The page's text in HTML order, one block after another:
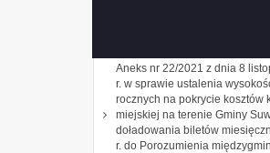
Aneks nr 22/2021 z dnia 8
r. w sprawie ustalenia
rocznych na pokrycie kosztów
miejskiej na terenie Gminy
doładowania biletów
r. do Porozumienia